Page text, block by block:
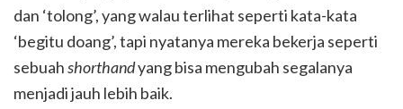
dan ‘tolong’, yang walau terlihat seperti kata-kata
‘begitu doang’, tapi nyatanya mereka bekerja seperti
sebuahshorthandyang bisa mengubah segalanya
menjadi jauh lebih baik.